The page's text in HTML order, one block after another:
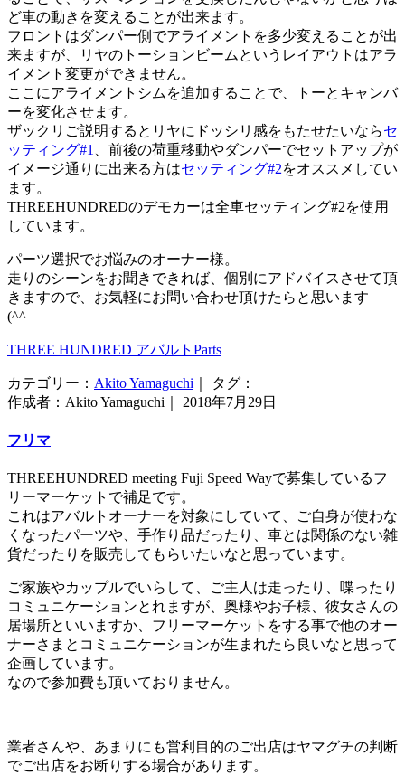
ど車の動きを変えることが出来ます。
フロントはダンパー側でアライメントを多少変えることが出
来ますが、リヤのトーションビームというレイアウトはアラ
イメント変更ができません。
ここにアライメントシムを追加することで、トーとキャンバ
ーを変化させます。
ザックリご説明するとリヤにドッシリ感をもたせたいならセ
ッティング#1
、前後の荷重移動やダンパーでセットアップが
イメージ通りに出来る方はセッティング#2をオススメしてい
ます。
THREEHUNDREDのデモカーは全車セッティング#2を使用
しています。
パーツ選択でお悩みのオーナー様。
走りのシーンをお聞きできれば、個別にアドバイスさせて頂
きますので、お気軽にお問い合わせ頂けたらと思います
(^^ゞ
THREE HUNDRED アバルトParts
カテゴリー： Akito Yamaguchi ｜ タグ：
作成者：Akito Yamaguchi｜ 2018年7月29日
フリマ
THREEHUNDRED meeting Fuji Speed Wayで募集しているフ
リーマーケットで補足です。
これはアバルトオーナーを対象にしていて、ご自身が使わな
くなったパーツや、手作り品だったり、車とは関係のない雑
貨だったりを販売してもらいたいなと思っています。
ご家族やカップルでいらして、ご主人は走ったり、喋ったり
コミュニケーションとれますが、奥様やお子様、彼女さんの
居場所といいますか、フリーマーケットをする事で他のオー
ナーさまとコミュニケーションが生まれたら良いなと思って
企画しています。
なので参加費も頂いておりません。
業者さんや、あまりにも営利目的のご出店はヤマグチの判断
でご出店をお断りする場合があります。